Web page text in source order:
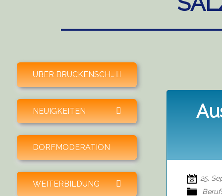
ÜBER BRÜCKENSCHLAGexpand child menu
NEUIGKEITEN expand child menu
DORFMODERATION
WEITERBILDUNG expand child menu
25.